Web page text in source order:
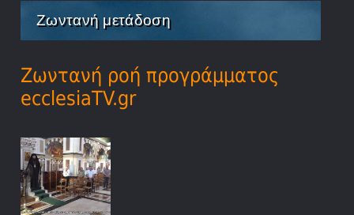
Ζωντανή μετάδοση
Ζωντανή ροή προγράμματος
ecclesiaTV.gr